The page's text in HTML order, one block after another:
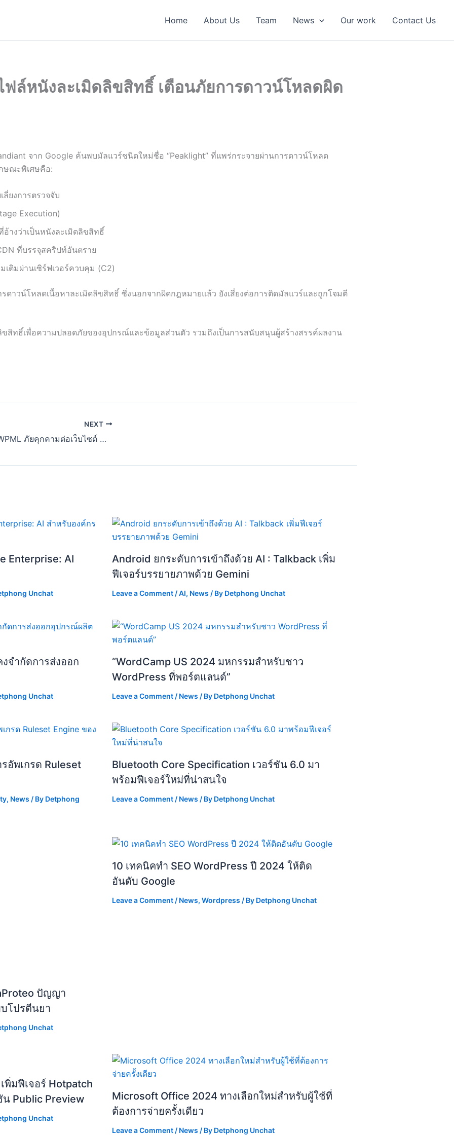
Home About Us Team News Our work Contact Us
ล์หนังละเมิดลิขสิทธิ์ เตือนภัยการดาวน์โหลดผิด
จาก Google ค้นพบมัลแวร์ชนิดใหม่ชื่อ “Peaklight” ที่แพร่กระจายผ่านการดาวน์โหลด
ษณะพิเศษคือ:
ยงการตรวจจับ
Execution)
างว่าเป็นหนังละเมิดลิขสิทธิ์
ที่บรรจุสคริปท์อันตราย
ติมผ่านเซิร์ฟเวอร์ควบคุม (C2)
ดาวน์โหลดเนื้อหาละเมิดลิขสิทธิ์ ซึ่งนอกจากผิดกฎหมายแล้ว ยังเสี่ยงต่อการติดมัลแวร์และถูกโจมตี
สิทธิ์เพื่อความปลอดภัยของอุปกรณ์และข้อมูลส่วนตัว รวมถึงเป็นการสนับสนุนผู้สร้างสรรค์ผลงาน
NEXT
ช่องโหว่ร้ายแรงใน WPML ภัยคุกคามต่อเว็บไซต์ WordPress หลายภาษา
Enterprise: AI
Unchat
Android ยกระดับการเข้าถึงด้วย AI : Talkback เพิ่ม
ฟีเจอร์บรรยายภาพด้วย Gemini
Leave a Comment /AI, News / By Detphong Unchat
จำกัดการส่งออก
Unchat
“WordCamp US 2024 มหกรรมสำหรับชาว
WordPress ที่พอร์ตแลนด์”
Leave a Comment / News / By Detphong Unchat
อัพเกรด Ruleset
, News / By Detphong
Bluetooth Core Specification เวอร์ชัน 6.0 มา
พร้อมฟีเจอร์ใหม่ที่น่าสนใจ
Leave a Comment / News / By Detphong Unchat
ปัญญา
โปรตีนยา
Unchat
10 เทคนิคทำ SEO WordPress ปี 2024 ให้ติด
อันดับ Google
Leave a Comment/ News, Wordpress / By Detphong Unchat
พิ่มฟีเจอร์ Hotpatch
น Public Preview
Unchat
Microsoft Office 2024 ทางเลือกใหม่สำหรับผู้ใช้ที่
ต้องการจ่ายครั้งเดียว
Leave a Comment / News / By Detphong Unchat